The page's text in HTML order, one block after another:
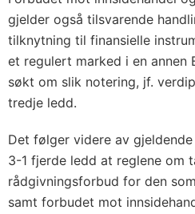
gjelder også tilsvarende
tilknytning til finansielle
et regulert marked i en annen
søkt om slik notering, jf.
tredje ledd.
Det følger videre av
3-1 fjerde ledd at reglene om
rådgivningsforbud for den
samt forbudet mot